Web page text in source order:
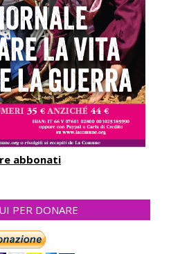
abbonati
PER DONARE